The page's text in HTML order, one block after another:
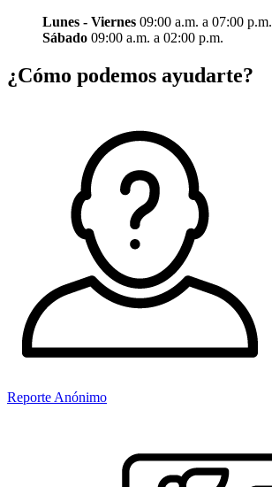
Lunes - Viernes 09:00 a.m. a 07:00 p.m.
Sábado 09:00 a.m. a 02:00 p.m.
¿Cómo podemos ayudarte?
Reporte Anónimo